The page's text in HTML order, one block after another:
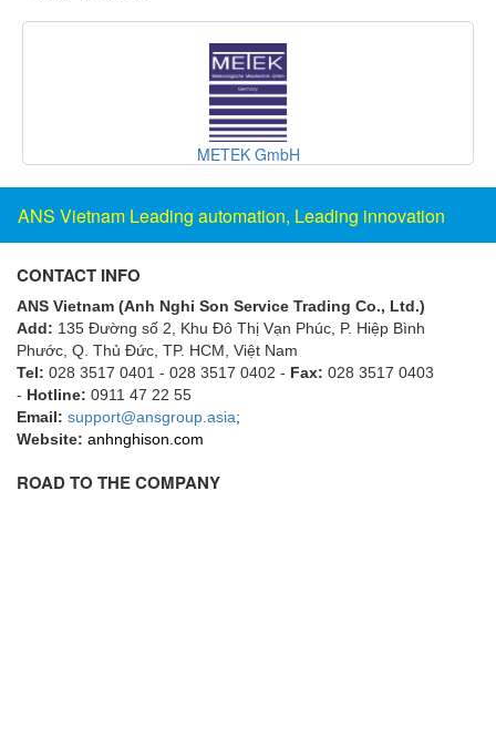
Eaton
EBMPAPST
ECKERLE
Ecom-EX
ECONEX
Edward
EES
EGE Elektronik
Eilersen Vietnam
METEK GmbH
ANS Vietnam Leading automation, Leading innovation
CONTACT INFO
ANS Vietnam (Anh Nghi Son Service Trading Co., Ltd.)
Add: 135 Đường số 2, Khu Đô Thị Vạn Phúc, P. Hiệp Bình
Phước, Q. Thủ Đức, TP. HCM , Việt Nam
Tel: 028 3517 0401 - 028 3517 0402 - Fax: 028 3517 0403
- Hotline: 0911 47 22 55
Email: support@ansgroup.asia;
Website: anhnghison.com
ROAD TO THE COMPANY